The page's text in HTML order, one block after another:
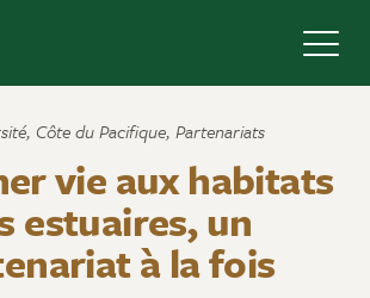
, Côte du Pacifique, Partenariats
vie aux habitats
estuaires, un
à la fois